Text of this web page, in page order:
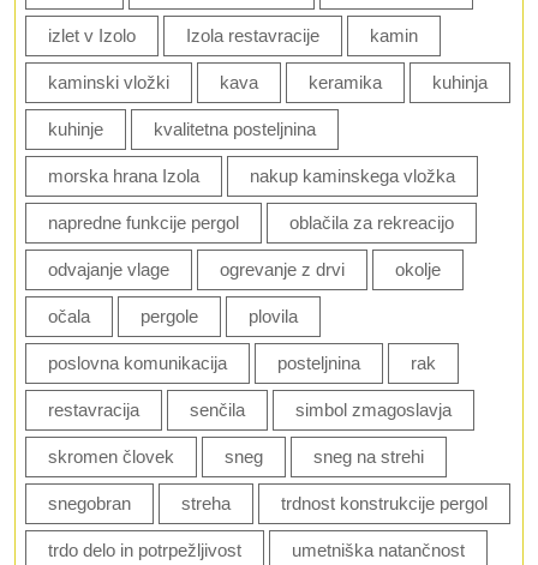
izlet v Izolo Izola restavracije kamin
kaminski vložki kava keramika kuhinja
kuhinje kvalitetna posteljnina
morska hrana Izola nakup kaminskega vložka
napredne funkcije pergol oblačila za rekreacijo
odvajanje vlage ogrevanje z drvi okolje
očala pergole plovila
poslovna komunikacija posteljnina rak
restavracija senčila simbol zmagoslavja
skromen človek sneg sneg na strehi
snegobran streha trdnost konstrukcije pergol
trdo delo in potrpežljivost umetniška natančnost